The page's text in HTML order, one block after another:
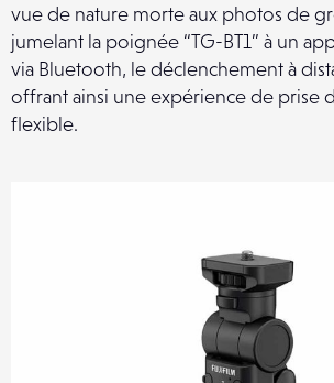
vue de nature morte aux photos de
jumelant la poignée “TG-BT1” à un
via Bluetooth, le déclenchement à
offrant ainsi une expérience de prise
flexible.